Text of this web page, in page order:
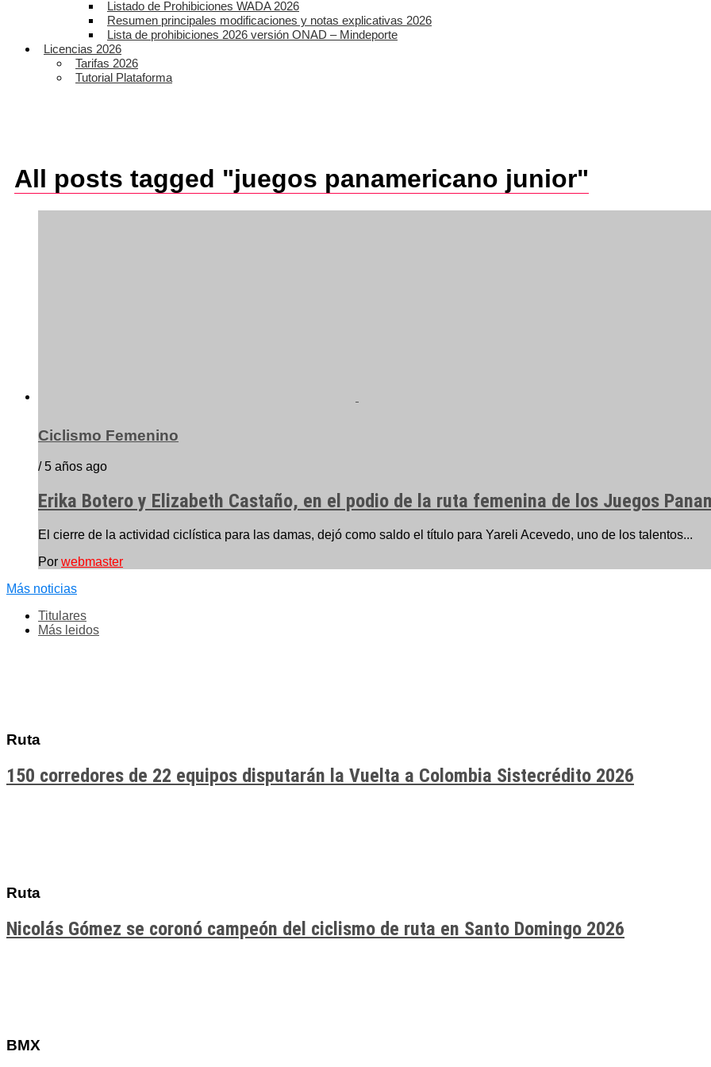
Listado de Prohibiciones WADA 2026
Resumen principales modificaciones y notas explicativas 2026
Lista de prohibiciones 2026 versión ONAD – Mindeporte
Licencias 2026
Tarifas 2026
Tutorial Plataforma
All posts tagged "juegos panamericano junior"
Ciclismo Femenino
/ 5 años ago
Erika Botero y Elizabeth Castaño, en el podio de la ruta femenina de los Juegos
El cierre de la actividad ciclística para las damas, dejó como saldo el título para Yareli Acevedo, uno de los talentos...
Por webmaster
Más noticias
Titulares
Más leidos
Ruta
150 corredores de 22 equipos disputarán la Vuelta a Colombia Sistecrédito 2026
Ruta
Nicolás Gómez se coronó campeón del ciclismo de ruta en Santo Domingo 2026
BMX